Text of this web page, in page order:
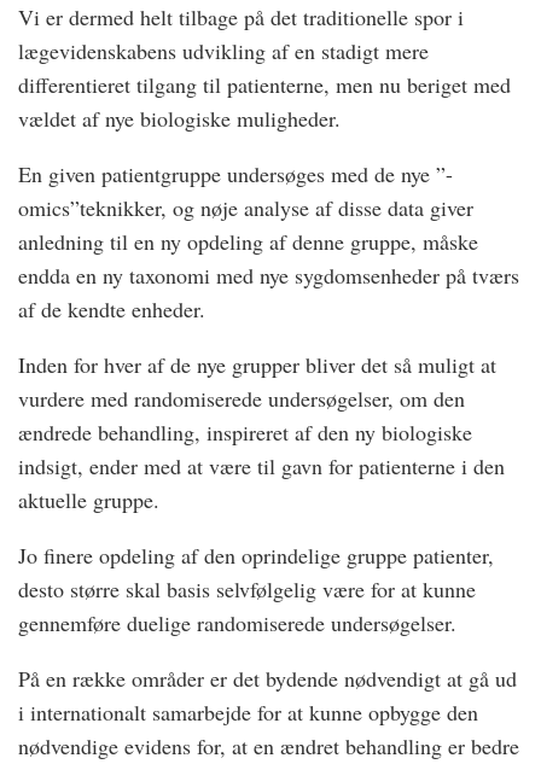
Vi er dermed helt tilbage på det traditionelle spor i
lægevidenskabens udvikling af en stadigt mere
differentieret tilgang til patienterne, men nu beriget med
vældet af nye biologiske muligheder.
En given patientgruppe undersøges med de nye ”-
omics”teknikker, og nøje analyse af disse data giver
anledning til en ny opdeling af denne gruppe, måske
endda en ny taxonomi med nye sygdomsenheder på tværs
af de kendte enheder.
Inden for hver af de nye grupper bliver det så muligt at
vurdere med randomiserede undersøgelser, om den
ændrede behandling, inspireret af den ny biologiske
indsigt, ender med at være til gavn for patienterne i den
aktuelle gruppe.
Jo finere opdeling af den oprindelige gruppe patienter,
desto større skal basis selvfølgelig være for at kunne
gennemføre duelige randomiserede undersøgelser.
På en række områder er det bydende nødvendigt at gå ud
i internationalt samarbejde for at kunne opbygge den
nødvendige evidens for, at en ændret behandling er bedre